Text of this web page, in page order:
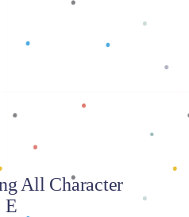
All Character
E